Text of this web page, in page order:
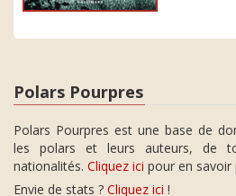
Polars Pourpres
Polars Pourpres est une base de
les polars et leurs auteurs, de
nationalités. Cliquez ici pour en savoir
Envie de stats ? Cliquez ici !